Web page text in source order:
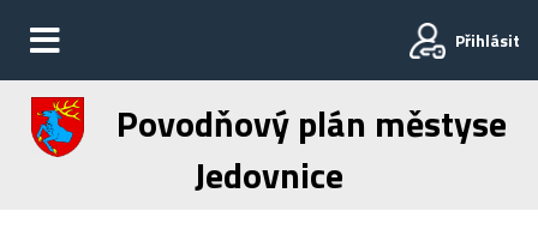
Přihlásit
Povodňový plán městyse
Jedovnice